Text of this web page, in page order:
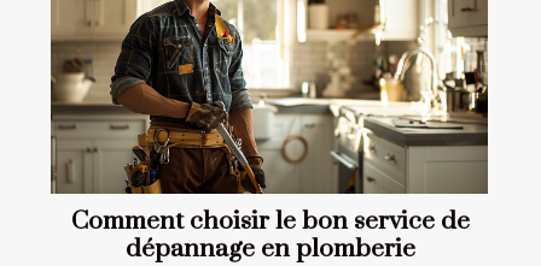
Comment choisir le bon service de
dépannage en plomberie